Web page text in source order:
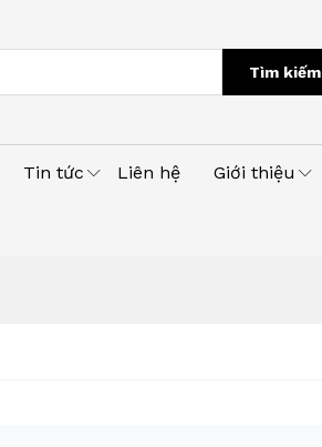
Tìm kiếm
Tin tức Liên hệ Giới thiệu